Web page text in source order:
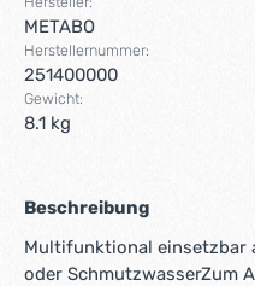
METABO
Herstellernummer:
251400000
Gewicht:
8.1 kg
Beschreibung
Multifunktional einsetzbar
oder SchmutzwasserZum